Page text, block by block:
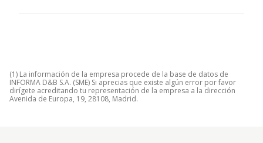
(1) La información de la empresa procede de la base de datos de
INFORMA D&B S.A. (SME) Si aprecias que existe algún error por favor
dirígete acreditando tu representación de la empresa a la dirección
Avenida de Europa, 19, 28108, Madrid.